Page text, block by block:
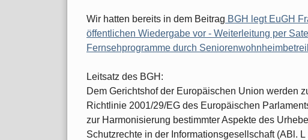
Wir hatten bereits in dem Beitrag BGH legt EuGH
öffentlichen Wiedergabe vor - Weiterleitung per
Fernsehprogramme durch
Leitsatz des BGH:
Dem Gerichtshof der Europäischen Union werden
Richtlinie 2001/29/EG des Europäischen
zur Harmonisierung bestimmter Aspekte des
Schutzrechte in der Informationsgesellschaft (ABl.